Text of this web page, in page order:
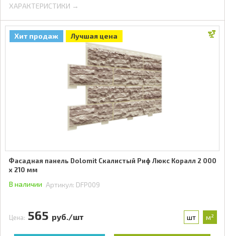
ХАРАКТЕРИСТИКИ →
Хит продаж Лучшая цена
Фасадная панель Dolomit Скалистый Риф Люкс Коралл 2 000
x 210 мм
В наличии Артикул: DFP009
Цена: 565 руб./шт шт м²